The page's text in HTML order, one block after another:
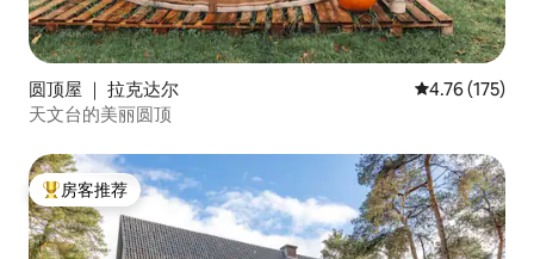
圆顶屋 ｜ 拉克达尔 平均评分 4.76
4.76 (175)
天文台的美丽圆顶
热门「房客推荐」
房客推荐